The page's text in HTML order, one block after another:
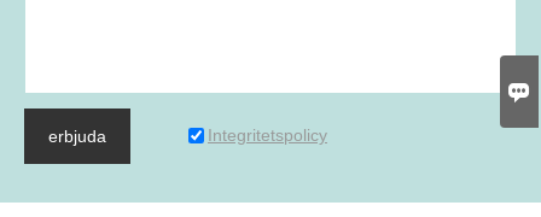
erbjuda Integritetspolicy
